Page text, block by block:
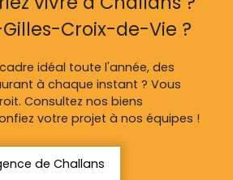
Croix-de-Vie ?
idéal toute l'année, des
à chaque instant ? Vous
Consultez nos biens
votre projet à nos équipes !
de Challans